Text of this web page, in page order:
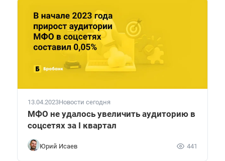
13.04.2023Новости сегодня
МФО не удалось увеличить аудиторию в
соцсетях за I квартал
Юрий Исаев 441